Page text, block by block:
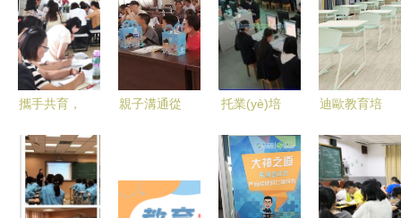
攜手共育，
富順縣中小
學家庭教育
種子教師培
親子溝通從
(xié)會走進
景潭村開展
托業(yè)培
選 廣州白
云技師學院
助你高效通
迪歐教育培
桌椅專為教
育賦能，成
就學習新體